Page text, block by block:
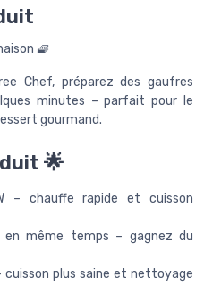
🧇
Chef, préparez des gaufres
minutes – parfait pour le
gourmand.
🌟
– chauffe rapide et cuisson
même temps – gagnez du
plus saine et nettoyage